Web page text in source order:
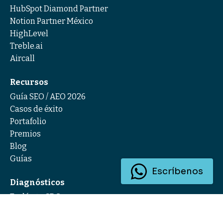
Escríbenos
HubSpot Diamond Partner
Notion Partner México
HighLevel
Treble.ai
Aircall
Recursos
Guía SEO / AEO 2026
Casos de éxito
Portafolio
Premios
Blog
Guías
Diagnósticos
Evalúa tu SDC